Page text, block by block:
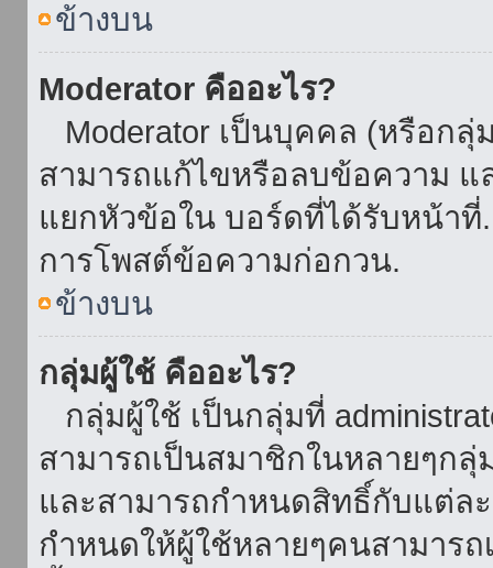
ข้างบน
Moderator คืออะไร?
Moderator เป็นบุคคล (หรือก
สามารถแก้ไขหรือลบข้อความ แ
แยกหัวข้อใน บอร์ดที่ได้รับหน้าที่
การโพสต์ข้อความก่อกวน.
ข้างบน
กลุ่มผู้ใช้ คืออะไร?
กลุ่มผู้ใช้ เป็นกลุ่มที่
สามารถเป็นสมาชิกในหลายๆก
และสามารถกำหนดสิทธิ์กับแต่ล
กำหนดให้ผู้ใช้หลายๆคนสามารถ